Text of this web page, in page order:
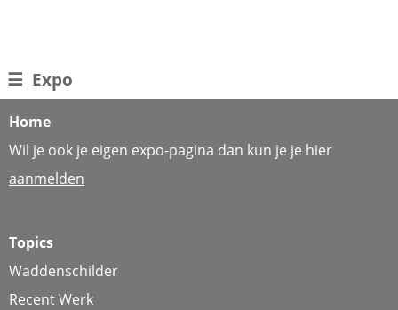
☰ Expo
Home
Wil je ook je eigen expo-pagina dan kun je je hier
aanmelden
Topics
Waddenschilder
Recent Werk